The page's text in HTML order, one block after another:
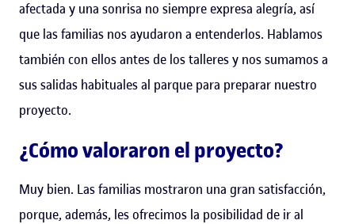
afectada y una sonrisa no siempre expresa alegría, así
que las familias nos ayudaron a entenderlos. Hablamos
también con ellos antes de los talleres y nos sumamos a
sus salidas habituales al parque para preparar nuestro
proyecto.
¿Cómo valoraron el proyecto?
Muy bien. Las familias mostraron una gran satisfacción,
porque, además, les ofrecimos la posibilidad de ir al